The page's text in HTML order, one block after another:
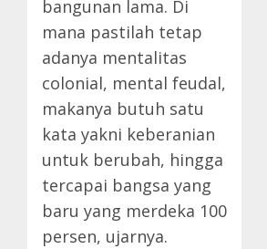
bangunan lama. Di
mana pastilah tetap
adanya mentalitas
colonial, mental feudal,
makanya butuh satu
kata yakni keberanian
untuk berubah, hingga
tercapai bangsa yang
baru yang merdeka 100
persen, ujarnya.